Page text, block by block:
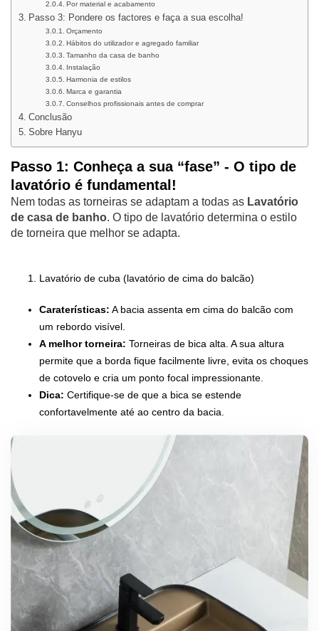
Por material e acabamento
Passo 3: Pondere os factores e faça a sua escolha!
Orçamento
Hábitos do utilizador e agregado familiar
Tamanho da casa de banho
Instalação
Harmonia de estilos
Marca e garantia
Conselhos profissionais antes de comprar
Conclusão
Sobre Hanyu
Passo 1: Conheça a sua “fase” - O tipo de
lavatório é fundamental!
Nem todas as torneiras se adaptam a todas as Lavatório
de casa de banho. O tipo de lavatório determina o estilo
de torneira que melhor se adapta.
Lavatório de cuba (lavatório de cima do balcão)
Caraterísticas: A bacia assenta em cima do balcão com
um rebordo visível.
A melhor torneira: Torneiras de bica alta. A sua altura
permite que a borda fique facilmente livre, evita os choques
de cotovelo e cria um ponto focal impressionante.
Dica: Certifique-se de que a bica se estende
confortavelmente até ao centro da bacia.